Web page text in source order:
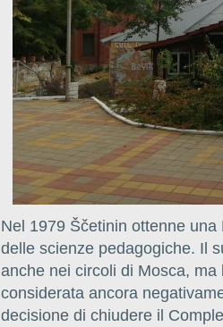
Nel 1979 Ščetinin ottenne una
delle scienze pedagogiche. Il
anche nei circoli di Mosca, ma
considerata ancora
decisione di chiudere il